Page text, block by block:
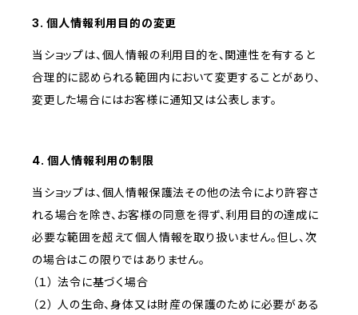
3. 個人情報利用目的の変更
当ショップは、個人情報の利用目的を、関連性を有すると
合理的に認められる範囲内において変更することがあり、
変更した場合にはお客様に通知又は公表します。
4. 個人情報利用の制限
当ショップは、個人情報保護法その他の法令により許容さ
れる場合を除き、お客様の同意を得ず、利用目的の達成に
必要な範囲を超えて個人情報を取り扱いません。但し、次
の場合はこの限りではありません。
（１） 法令に基づく場合
（２） 人の生命、身体又は財産の保護のために必要がある